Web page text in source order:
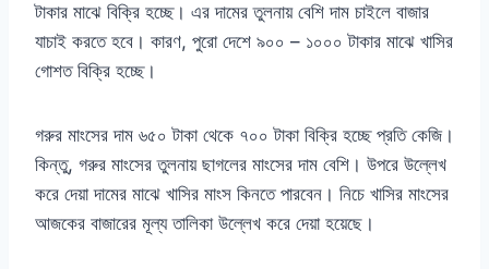
টাকার মাঝে বিক্রি হচ্ছে। এর দামের তুলনায় বেশি দাম চাইলে বাজার
যাচাই করতে হবে। কারণ, পুরো দেশে ৯০০ – ১০০০ টাকার মাঝে খাসির
গোশত বিক্রি হচ্ছে।
গরুর মাংসের দাম ৬৫০ টাকা থেকে ৭০০ টাকা বিক্রি হচ্ছে প্রতি কেজি।
কিন্তু, গরুর মাংসের তুলনায় ছাগলের মাংসের দাম বেশি। উপরে উল্লেখ
করে দেয়া দামের মাঝে খাসির মাংস কিনতে পারবেন। নিচে খাসির মাংসের
আজকের বাজারের মূল্য তালিকা উল্লেখ করে দেয়া হয়েছে।